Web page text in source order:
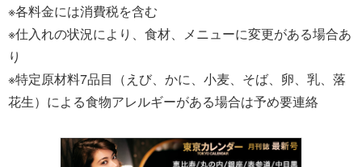
※各料金には消費税を含む
※仕入れの状況により、食材、メニューに変更がある場合あ
り
※特定原材料7品目（えび、かに、小麦、そば、卵、乳、落
花生）による食物アレルギーがある場合は予め要連絡